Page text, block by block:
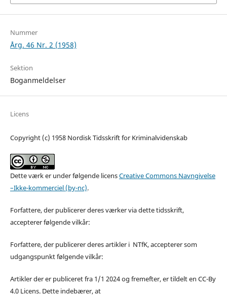
Nummer
Årg. 46 Nr. 2 (1958)
Sektion
Boganmeldelser
Licens
Copyright (c) 1958 Nordisk Tidsskrift for Kriminalvidenskab
Dette værk er under følgende licensCreative Commons Navngivelse
–Ikke-kommerciel (by-nc).
Forfattere, der publicerer deres værker via dette tidsskrift,
accepterer følgende vilkår:
Forfattere, der publicerer deres artikler i NTfK, accepterer som
udgangspunkt følgende vilkår:
Artikler der er publiceret fra 1/1 2024 og fremefter, er tildelt en CC-By
4.0 Licens. Dette indebærer, at